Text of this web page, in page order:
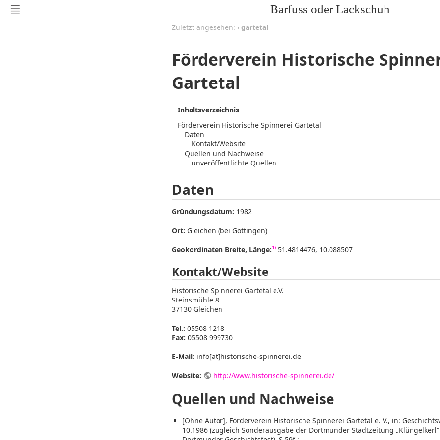
Barfuss oder Lackschuh
Zuletzt angesehen: › gartetal
Förderverein Historische
Gartetal
−
Inhaltsverzeichnis
Förderverein Historische Spinnerei Gartetal
Daten
Kontakt/Website
Quellen und Nachweise
unveröffentlichte Quellen
Daten
Gründungsdatum: 1982
Ort: Gleichen (bei Göttingen)
Geokordinaten Breite, Länge:1) 51.4814476, 10.088507
Kontakt/Website
Historische Spinnerei Gartetal e.V.
Steinsmühle 8
37130 Gleichen
Tel.: 05508 1218
Fax: 05508 999730
E-Mail: info[at]historische-spinnerei.de
Website: http://www.historische-spinnerei.de/
Quellen und Nachweise
[Ohne Autor], Förderverein Historische Spinnerei Gartetal e. V., in:
10.1986 (zugleich Sonderausgabe der Dortmunder Stadtzeitung